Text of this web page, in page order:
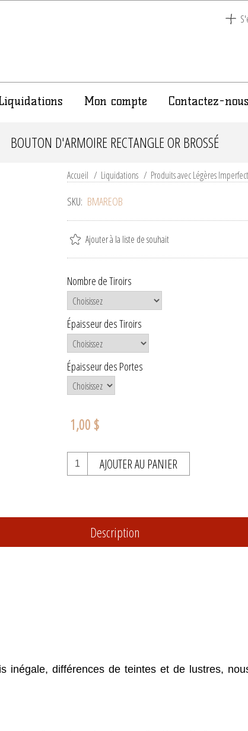
Mon compte Contactez-nous
BOUTON D'ARMOIRE RECTANGLE OR BROSSÉ
Accueil / Liquidations / Produits avec Légères
SKU: BMAREOB
Ajouter à la liste de souhait
Nombre de Tiroirs
Épaisseur des Tiroirs
Épaisseur des Portes
1,00 $
AJOUTER AU PANIER
Description
inégale, différences de teintes et de lustres,